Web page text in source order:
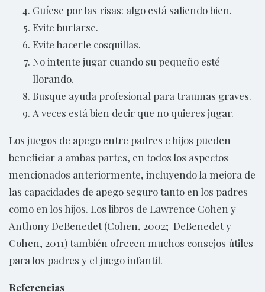
Guíese por las risas: algo está saliendo bien.
Evite burlarse.
Evite hacerle cosquillas.
No intente jugar cuando su pequeño esté
llorando.
Busque ayuda profesional para traumas graves.
A veces está bien decir que no quieres jugar.
Los juegos de apego entre padres e hijos pueden
beneficiar a ambas partes, en todos los aspectos
mencionados anteriormente, incluyendo la mejora de
las capacidades de apego seguro tanto en los padres
como en los hijos. Los libros de Lawrence Cohen y
Anthony DeBenedet (Cohen, 2002; DeBenedet y
Cohen, 2011) también ofrecen muchos consejos útiles
para los padres y el juego infantil.
Referencias